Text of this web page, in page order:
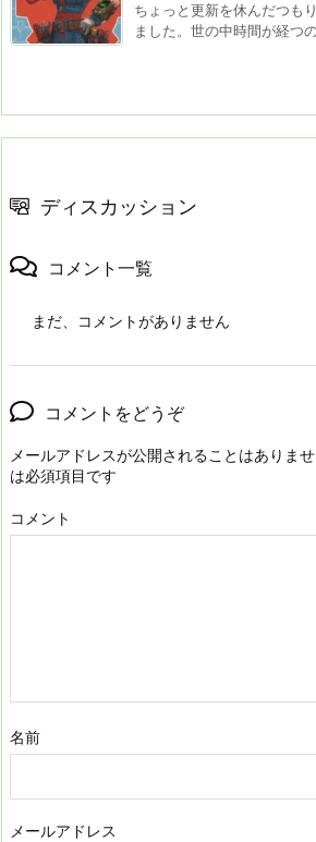
ちょっと更新を休んだつも
ました。世の中時間が経つ
ディスカッション
コメント一覧
まだ、コメントがありません
コメントをどうぞ
メールアドレスが公開されることはありませ
は必須項目です
コメント
名前
メールアドレス